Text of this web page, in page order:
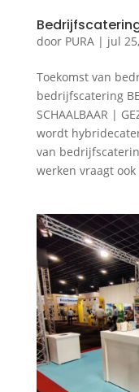
door PURA| jul
Toekomst van
bedrijfscatering
SCHAALBAAR |
wordt
van
werken vraagt